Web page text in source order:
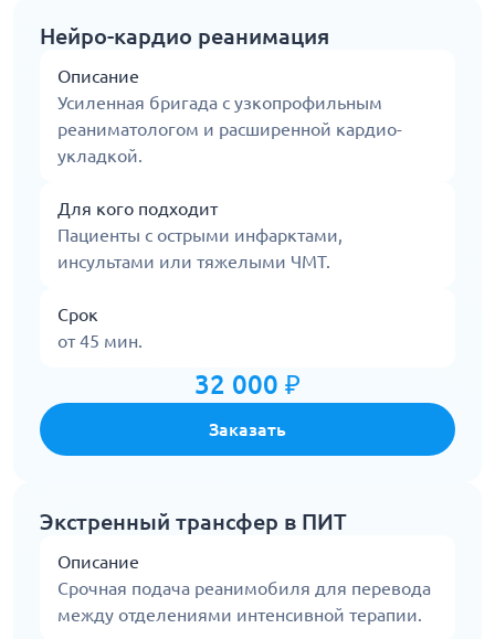
Нейро-кардио реанимация
Описание
Усиленная бригада с узкопрофильным
реаниматологом и расширенной кардио-
укладкой.
Для кого подходит
Пациенты с острыми инфарктами,
инсультами или тяжелыми ЧМТ.
Срок
от 45 мин.
32 000 ₽
Заказать
Экстренный трансфер в ПИТ
Описание
Срочная подача реанимобиля для перевода
между отделениями интенсивной терапии.